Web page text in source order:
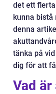
det ett
kunna bistå
denna
tänka på
dig för att
Vad